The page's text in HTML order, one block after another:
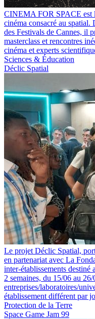
CINEMA FOR SPACE est
cinéma consacré au
des Festivals de Cannes, il
masterclass et rencontres
cinéma et experts
Sciences & Éducation
Déclic Spatial
Le projet Déclic Spatial,
en partenariat avec La
inter-établissements destiné
2 semaines, du 15/06 au
entreprises/laboratoires/
établissement différent par
Protection de la Terre
Space Game Jam 99